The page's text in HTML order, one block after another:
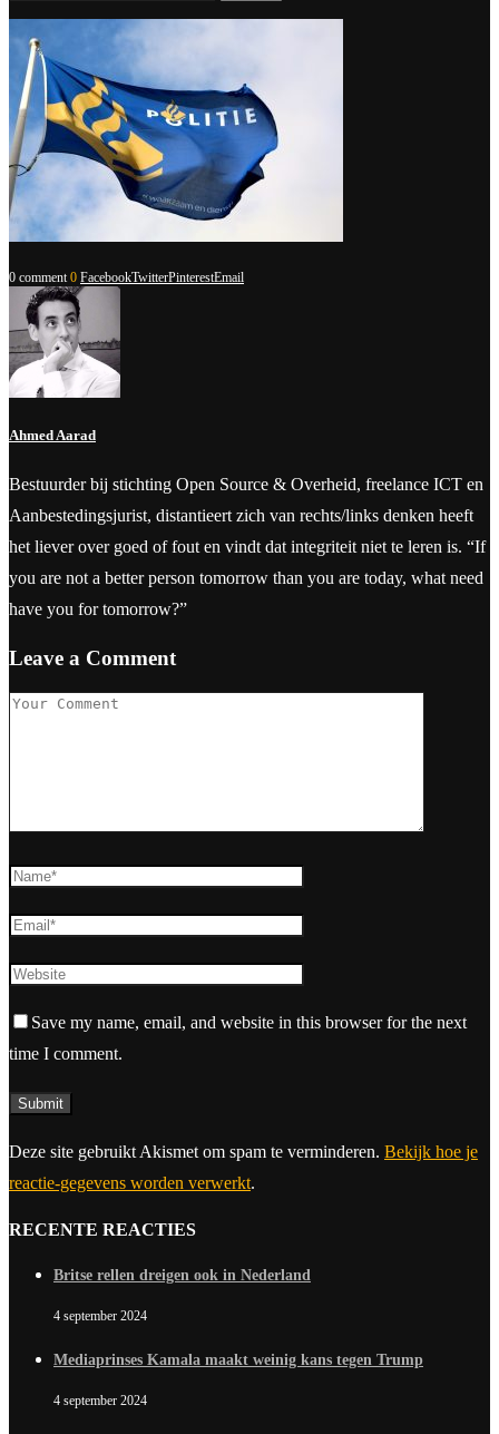
0 comment 0 FacebookTwitterPinterestEmail
Ahmed Aarad
Bestuurder bij stichting Open Source & Overheid, freelance ICT en
Aanbestedingsjurist, distantieert zich van rechts/links denken heeft
het liever over goed of fout en vindt dat integriteit niet te leren is. “If
you are not a better person tomorrow than you are today, what need
have you for tomorrow?”
Leave a Comment
Save my name, email, and website in this browser for the next
time I comment.
Deze site gebruikt Akismet om spam te verminderen. Bekijk hoe je
reactie-gegevens worden verwerkt.
RECENTE REACTIES
Britse rellen dreigen ook in Nederland
4 september 2024
Mediaprinses Kamala maakt weinig kans tegen Trump
4 september 2024